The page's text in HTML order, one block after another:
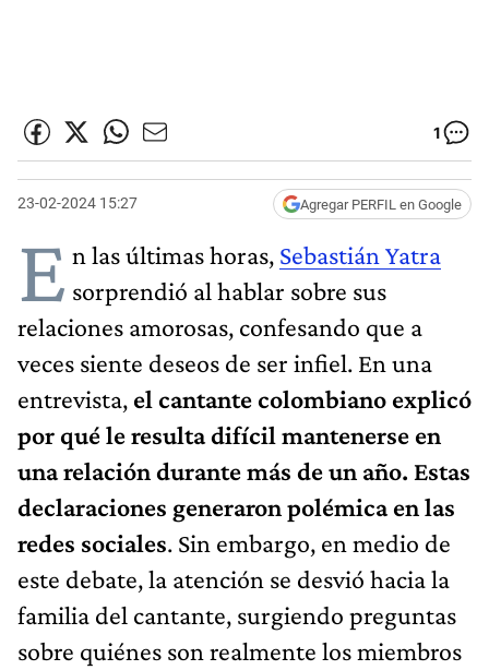
1
23-02-2024 15:27 Agregar PERFIL en Google
E n las últimas horas, Sebastián Yatra
sorprendió al hablar sobre sus
relaciones amorosas, confesando que a
veces siente deseos de ser infiel. En una
entrevista, el cantante colombiano explicó
por qué le resulta difícil mantenerse en
una relación durante más de un año. Estas
declaraciones generaron polémica en las
redes sociales. Sin embargo, en medio de
este debate, la atención se desvió hacia la
familia del cantante, surgiendo preguntas
sobre quiénes son realmente los miembros